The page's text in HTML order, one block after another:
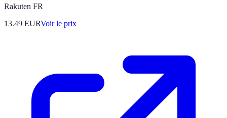
Rakuten FR
13.49 EURVoir le prix